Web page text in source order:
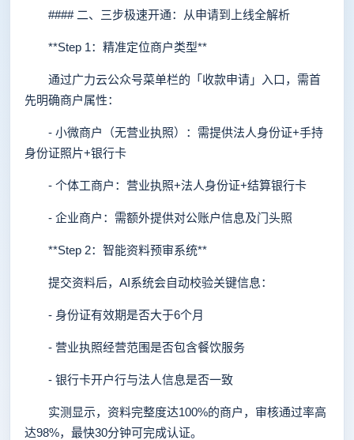
#### 二、三步极速开通：从申请到上线全解析
**Step 1：精准定位商户类型**
通过广力云公众号菜单栏的「收款申请」入口，需首
先明确商户属性：
- 小微商户（无营业执照）：需提供法人身份证+手持
身份证照片+银行卡
- 个体工商户：营业执照+法人身份证+结算银行卡
- 企业商户：需额外提供对公账户信息及门头照
**Step 2：智能资料预审系统**
提交资料后，AI系统会自动校验关键信息：
- 身份证有效期是否大于6个月
- 营业执照经营范围是否包含餐饮服务
- 银行卡开户行与法人信息是否一致
实测显示，资料完整度达100%的商户，审核通过率高
达98%，最快30分钟可完成认证。